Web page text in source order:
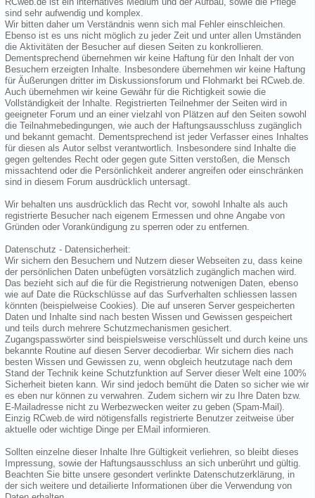
sind sehr aufwendig und komplex.
Wir bitten daher um Verständnis wenn sich mal Fehler einschleichen.
Ebenso ist es uns nicht möglich zu jeder Zeit und unter allen Umständen
die Aktivitäten der Besucher auf diesen Seiten zu konkrollieren.
Dementsprechend übernehmen wir keine Haftung für den Inhalt der von
Besuchern erzeigten Inhalte. Insbesondere übernehmen wir keine Haftung
für Äußerungen dritter im Diskussionsforum und Flohmarkt bei RCweb.de.
Auch übernehmen wir keine Gewähr für die Richtigkeit sowie die
Vollständigkeit der Inhalte. Registrierten Teilnehmer der Seiten wird in
geeigneter Forum und an einer vielzahl von Plätzen auf den Seiten sowohl
die Teilnahmebedingungen, wie auch der Haftungsausschluss zugänglich
und bekannt gemacht. Dementsprechend ist jeder Verfasser eines Inhaltes
für diesen als Autor selbst verantwortlich. Insbesondere sind Inhalte die
gegen geltendes Recht oder gegen gute Sitten verstoßen, die Mensch
missachtend oder die Persönlichkeit anderer angreifen oder einschränken
sind in diesem Forum ausdrücklich untersagt.
Wir behalten uns ausdrücklich das Recht vor, sowohl Inhalte als auch
registrierte Besucher nach eigenem Ermessen und ohne Angabe von
Gründen oder Vorankündigung zu sperren oder zu entfernen.
Datenschutz - Datensicherheit:
Wir sichern den Besuchern und Nutzern dieser Webseiten zu, dass keine
der persönlichen Daten unbefügten vorsätzlich zugänglich machen wird.
Das bezieht sich auf die für die Registrierung notwenigen Daten, ebenso
wie auf Date die Rückschlüsse auf das Surfverhalten schliessen lassen
könnten (beispielweise Cookies). Die auf unseren Server gespeicherten
Daten und Inhalte sind nach besten Wissen und Gewissen gespeichert
und teils durch mehrere Schutzmechanismen gesichert.
Zugangspasswörter sind beispielsweise verschlüsselt und durch keine uns
bekannte Routine auf diesen Server decodierbar. Wir sichern dies nach
besten Wissen und Gewissen zu, wenn obgleich heutzutage nach dem
Stand der Technik keine Schutzfunktion auf Server dieser Welt eine 100%
Sicherheit bieten kann. Wir sind jedoch bemüht die Daten so sicher wie wir
es eben nur können zu verwahren. Zudem sichern wir zu Ihre Daten bzw.
E-Mailadresse nicht zu Werbezwecken weiter zu geben (Spam-Mail).
Einzig RCweb.de wird nötigensfalls registrierte Benutzer zeitweise über
aktuelle oder wichtige Dinge per EMail informieren.
Sollten einzelne dieser Inhalte Ihre Gültigkeit verliehren, so bleibt dieses
Impressung, sowie der Haftungsausschluss an sich unberührt und gültig.
Beachten Sie bitte unsere gesondert verlinkte Datenschutzerklärung, in
der sich weitere und detailierte Informationen über die Verwendung von